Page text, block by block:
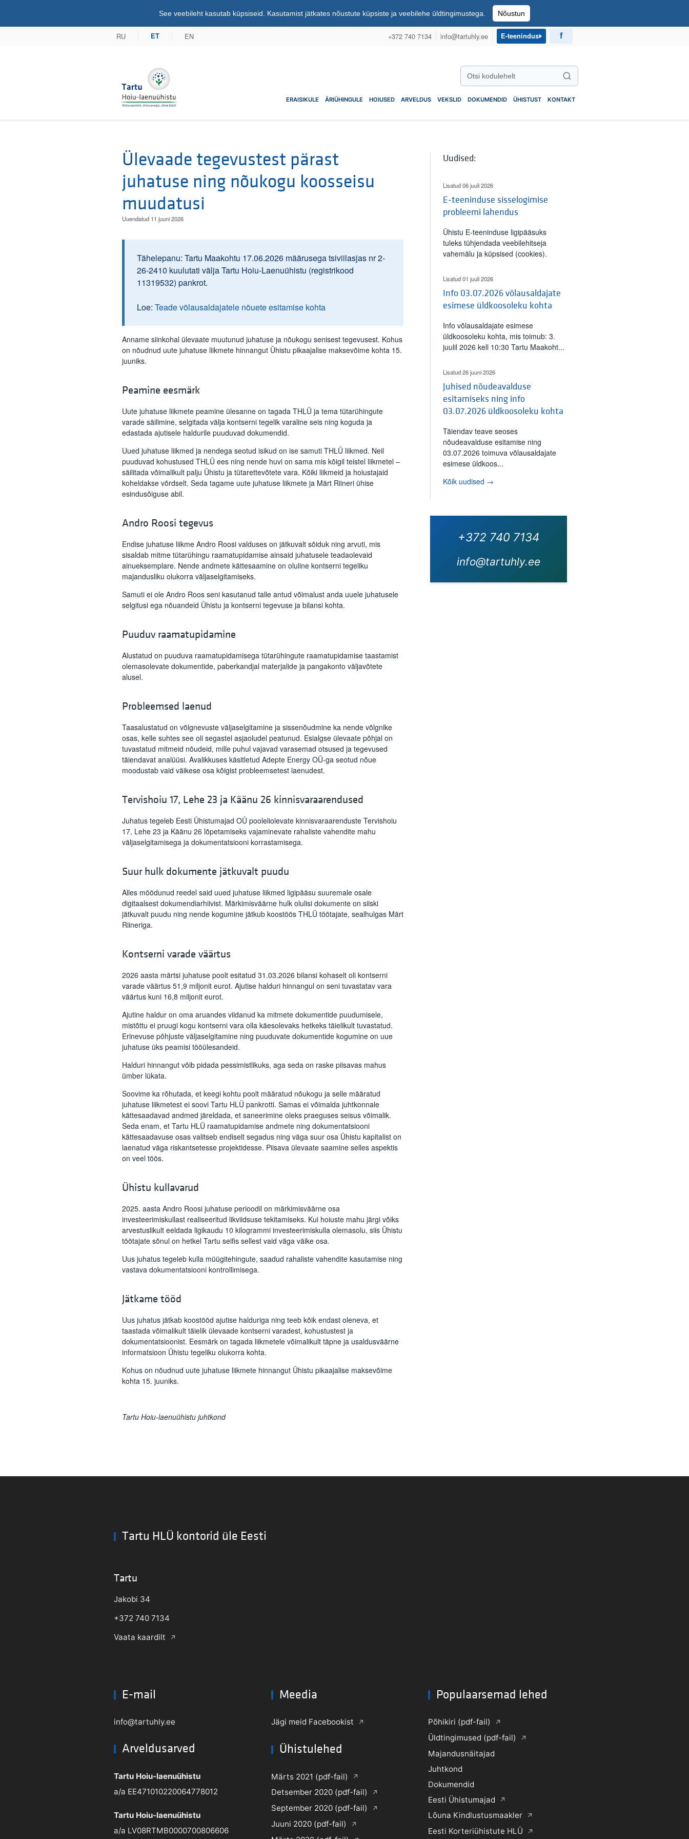
See veebileht kasutab küpsiseid. Kasutamist jätkates nõustute küpsiste ja veebilehe üldtingimustega. Nõustun
RU ET EN +372 740 7134 info@tartuhly.ee E-teenindus
Tartu Hoiu-laenuühistu
Otsi kodulehelt
Otsi
ERAISIKULE ÄRIÜHINGULE HOIUSED ARVELDUS VEKSLID DOKUMENDID ÜHISTUST KONTAKT
Ülevaade tegevustest pärast
juhatuse ning nõukogu koosseisu
muudatusi
Uuendatud 11 juuni 2026
Tähelepanu: Tartu Maakohtu 17.06.2026 määrusega tsiviilasjas nr 2-
26-2410 kuulutati välja Tartu Hoiu-Laenuühistu (registrikood
11319532) pankrot.
Loe: Teade võlausaldajatele nõuete esitamise kohta
Anname siinkohal ülevaate muutunud juhatuse ja nõukogu senisest tegevusest. Kohus
on nõudnud uute juhatuse liikmete hinnangut Ühistu pikaajalise maksevõime kohta 15.
juuniks.
Peamine eesmärk
Uute juhatuse liikmete peamine ülesanne on tagada THLÜ ja tema tütarühingute
varade säilimine, selgitada välja kontserni tegelik varaline seis ning koguda ja
edastada ajutisele haldurile puuduvad dokumendid.
Uued juhatuse liikmed ja nendega seotud isikud on ise samuti THLÜ liikmed. Neil
puuduvad kohustused THLÜ ees ning nende huvi on sama mis kõigil teistel liikmetel –
säilitada võimalikult palju Ühistu ja tütarettevõtete vara. Kõiki liikmeid ja hoiustajaid
koheldakse võrdselt. Seda tagame uute juhatuse liikmete ja Märt Riineri ühise
esindusõiguse abil.
Andro Roosi tegevus
Endise juhatuse liikme Andro Roosi valduses on jätkuvalt sõiduk ning arvuti, mis
sisaldab mitme tütarühingu raamatupidamise ainsaid juhatusele teadaolevaid
ainueksemplare. Nende andmete kättesaamine on oluline kontserni tegeliku
majandusliku olukorra väljaselgitamiseks.
Samuti ei ole Andro Roos seni kasutanud talle antud võimalust anda uuele juhatusele
selgitusi ega nõuandeid Ühistu ja kontserni tegevuse ja bilansi kohta.
Puuduv raamatupidamine
Alustatud on puuduva raamatupidamisega tütarühingute raamatupidamise taastamist
olemasolevate dokumentide, paberkandjal materjalide ja pangakonto väljavõtete
alusel.
Probleemsed laenud
Taasalustatud on võlgnevuste väljaselgitamine ja sissenõudmine ka nende võlgnike
osas, kelle suhtes see oli segastel asjaoludel peatunud. Esialgse ülevaate põhjal on
tuvastatud mitmeid nõudeid, mille puhul vajavad varasemad otsused ja tegevused
täiendavat analüüsi. Avalikkuses käsitletud Adepte Energy OÜ-ga seotud nõue
moodustab vaid väikese osa kõigist probleemsetest laenudest.
Tervishoiu 17, Lehe 23 ja Käänu 26 kinnisvaraarendused
Juhatus tegeleb Eesti Ühistumajad OÜ pooleliolevate kinnisvaraarenduste Tervishoiu
17, Lehe 23 ja Käänu 26 lõpetamiseks vajaminevate rahaliste vahendite mahu
väljaselgitamisega ja dokumentatsiooni korrastamisega.
Suur hulk dokumente jätkuvalt puudu
Alles möödunud reedel said uued juhatuse liikmed ligipääsu suuremale osale
digitaalsest dokumendiarhiivist. Märkimisväärne hulk olulisi dokumente on siiski
jätkuvalt puudu ning nende kogumine jätkub koostöös THLÜ töötajate, sealhulgas Märt
Riineriga.
Kontserni varade väärtus
2026 aasta märtsi juhatuse poolt esitatud 31.03.2026 bilansi kohaselt oli kontserni
varade väärtus 51,9 miljonit eurot. Ajutise halduri hinnangul on seni tuvastatav vara
väärtus kuni 16,8 miljonit eurot.
Ajutine haldur on oma aruandes viidanud ka mitmete dokumentide puudumisele,
mistõttu ei pruugi kogu kontserni vara olla käesolevaks hetkeks täielikult tuvastatud.
Erinevuse põhjuste väljaselgitamine ning puuduvate dokumentide kogumine on uue
juhatuse üks peamisi tööülesandeid.
Halduri hinnangut võib pidada pessimistlikuks, aga seda on raske piisavas mahus
ümber lükata.
Soovime ka rõhutada, et keegi kohtu poolt määratud nõukogu ja selle määratud
juhatuse liikmetest ei soovi Tartu HLÜ pankrotti. Samas ei võimalda juhtkonnale
kättesaadavad andmed järeldada, et saneerimine oleks praeguses seisus võimalik.
Seda enam, et Tartu HLÜ raamatupidamise andmete ning dokumentatsiooni
kättesaadavuse osas valitseb endiselt segadus ning väga suur osa Ühistu kapitalist on
laenatud väga riskantsetesse projektidesse. Piisava ülevaate saamine selles aspektis
on veel töös.
Ühistu kullavarud
2025. aasta Andro Roosi juhatuse perioodil on märkimisväärne osa
investeerimiskullast realiseeritud likviidsuse tekitamiseks. Kui hoiuste mahu järgi võiks
arvestuslikult eeldada ligikaudu 10 kilogrammi investeerimiskulla olemasolu, siis Ühistu
töötajate sõnul on hetkel Tartu seifis sellest vaid väga väike osa.
Uus juhatus tegeleb kulla müügitehingute, saadud rahaliste vahendite kasutamise ning
vastava dokumentatsiooni kontrollimisega.
Jätkame tööd
Uus juhatus jätkab koostööd ajutise halduriga ning teeb kõik endast oleneva, et
taastada võimalikult täielik ülevaade kontserni varadest, kohustustest ja
dokumentatsioonist. Eesmärk on tagada liikmetele võimalikult täpne ja usaldusväärne
informatsioon Ühistu tegeliku olukorra kohta.
Kohus on nõudnud uute juhatuse liikmete hinnangut Ühistu pikaajalise maksevõime
kohta 15. juuniks.
Tartu Hoiu-laenuühistu juhtkond
Uudised:
Lisatud 06 juuli 2026
E-teeninduse sisselogimise
probleemi lahendus
Ühistu E-teeninduse ligipääsuks
tuleks tühjendada veebilehitseja
vahemälu ja küpsised (cookies).
Lisatud 01 juuli 2026
Info 03.07.2026 võlausaldajate
esimese üldkoosoleku kohta
Info võlausaldajate esimese
üldkoosoleku kohta, mis toimub: 3.
juulil 2026 kell 10:30 Tartu Maakoht...
Lisatud 26 juuni 2026
Juhised nõudeavalduse
esitamiseks ning info
03.07.2026 üldkoosoleku kohta
Täiendav teave seoses
nõudeavalduse esitamise ning
03.07.2026 toimuva võlausaldajate
esimese üldkoos...
Kõik uudised →
+372 740 7134
info@tartuhly.ee
Tartu HLÜ kontorid üle Eesti
Tartu
Jakobi 34
+372 740 7134
Vaata kaardilt
E-mail
info@tartuhly.ee
Arveldusarved
Tartu Hoiu-laenuühistu
a/a EE471010220064778012
Tartu Hoiu-laenuühistu
a/a LV08RTMB0000700806606
Meedia
Jägi meid Facebookist
Ühistulehed
Märts 2021 (pdf-fail)
Detsember 2020 (pdf-fail)
September 2020 (pdf-fail)
Juuni 2020 (pdf-fail)
Populaarsemad lehed
Põhikiri (pdf-fail)
Üldtingimused (pdf-fail)
Majandusnäitajad
Juhtkond
Dokumendid
Eesti Ühistumajad
Lõuna Kindlustusmaakler
Eesti Korteriühistute HLÜ